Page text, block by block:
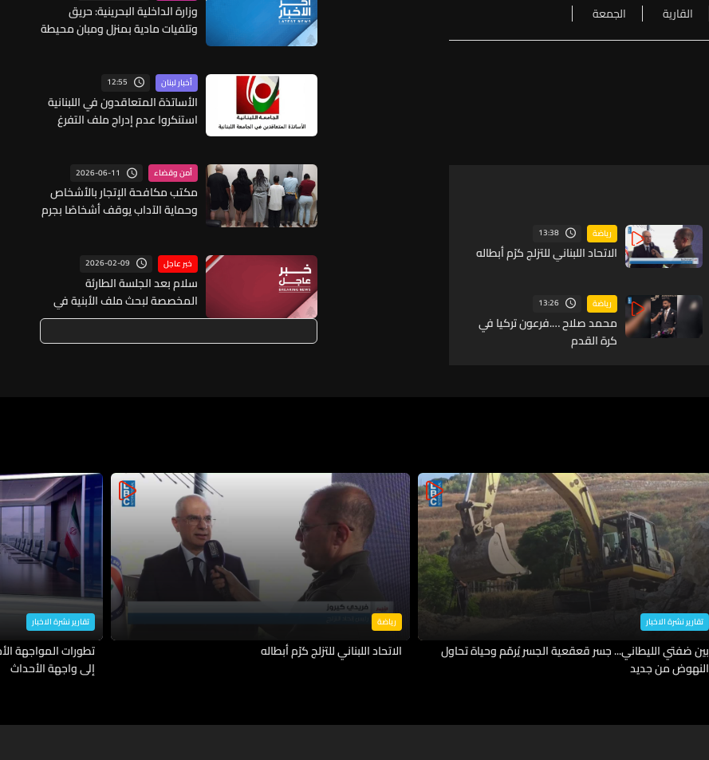
القارية الجمعة
رياضة 13:38
الاتحاد اللبناني للتزلج كرّم أبطاله
رياضة 13:26
محمد صلاح ….فرعون تركيا في
كرة القدم
وزارة الداخلية البحرينية: حريق
وتلفيات مادية بمنزل ومبان محيطة
أخبار لبنان 12:55
الأساتذة المتعاقدون في اللبنانية
استنكروا عدم إدراج ملف التفرغ
أمن وقضاء 2026-06-11
مكتب مكافحة الإتجار بالأشخاص
وحماية الآداب يوقف أشخاصًا بجرم
خبر عاجل 2026-02-09
سلام بعد الجلسة الطارئة
المخصصة لبحث ملف الأبنية في
طرابلس في السراي الحكومي:
تقارير نشرة الاخبار
بين ضفتي الليطاني... جسر قعقعية الجسر يُرمّم وحياة تحاول
النهوض من جديد
رياضة
الاتحاد اللبناني للتزلج كرّم أبطاله
تقارير نشرة الاخبار
تطورات المواجهة
إلى واجهة الأحداث